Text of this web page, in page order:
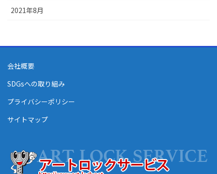
2021年8月
会社概要
SDGsへの取り組み
プライバシーポリシー
サイトマップ